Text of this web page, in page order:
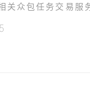
众包任务交易服